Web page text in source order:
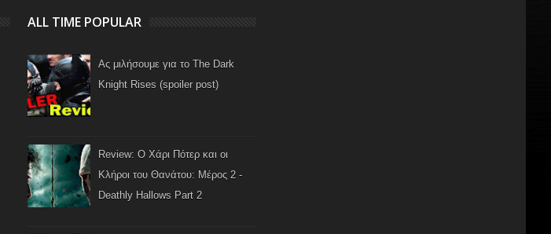
ALL TIME POPULAR
Ας μιλήσουμε για το The Dark
Knight Rises (spoiler post)
Review: Ο Χάρι Πότερ και οι
Κλήροι του Θανάτου: Μέρος 2 -
Deathly Hallows Part 2